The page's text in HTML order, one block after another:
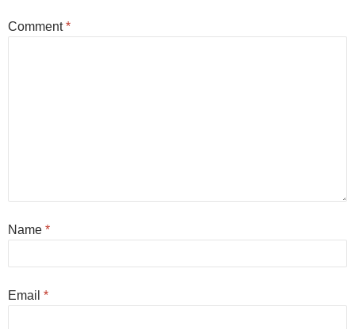
Comment*
Name *
Email *